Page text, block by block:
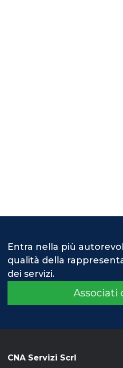
Entra nella più
qualità della
dei servizi.
Associati
CNA Servizi Scrl